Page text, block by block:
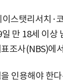
스탯리서치·
만 18세 이상
조사(NBS)에
인용해야 한